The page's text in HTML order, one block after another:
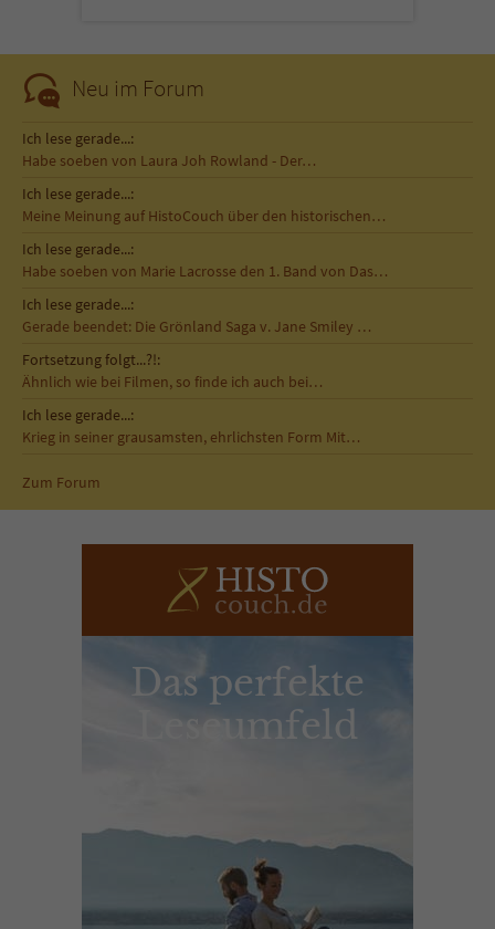
Neu im Forum
Ich lese gerade...:
Habe soeben von Laura Joh Rowland - Der…
Ich lese gerade...:
Meine Meinung auf HistoCouch über den historischen…
Ich lese gerade...:
Habe soeben von Marie Lacrosse den 1. Band von Das…
Ich lese gerade...:
Gerade beendet: Die Grönland Saga v. Jane Smiley …
Fortsetzung folgt...?!:
Ähnlich wie bei Filmen, so finde ich auch bei…
Ich lese gerade...:
Krieg in seiner grausamsten, ehrlichsten Form Mit…
Zum Forum
Das perfekte
Leseumfeld